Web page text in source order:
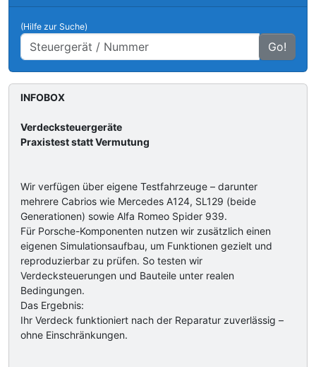
(Hilfe zur Suche)
Go!
INFOBOX
Verdecksteuergeräte
Praxistest statt Vermutung
Wir verfügen über eigene Testfahrzeuge – darunter
mehrere Cabrios wie Mercedes A124, SL129 (beide
Generationen) sowie Alfa Romeo Spider 939.
Für Porsche-Komponenten nutzen wir zusätzlich einen
eigenen Simulationsaufbau, um Funktionen gezielt und
reproduzierbar zu prüfen. So testen wir
Verdecksteuerungen und Bauteile unter realen
Bedingungen.
Das Ergebnis:
Ihr Verdeck funktioniert nach der Reparatur zuverlässig –
ohne Einschränkungen.